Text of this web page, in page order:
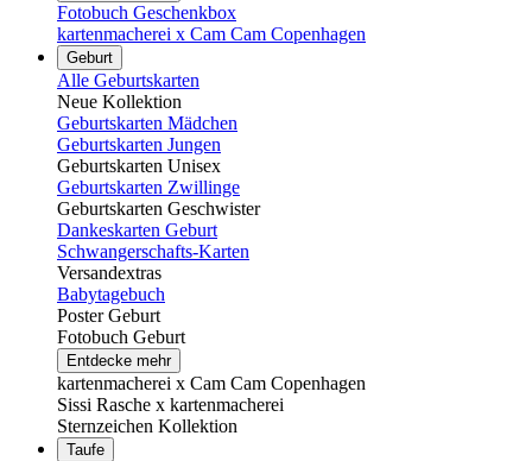
Fotobuch Geschenkbox
kartenmacherei x Cam Cam Copenhagen
Geburt
Alle Geburtskarten
Neue Kollektion
Geburtskarten Mädchen
Geburtskarten Jungen
Geburtskarten Unisex
Geburtskarten Zwillinge
Geburtskarten Geschwister
Dankeskarten Geburt
Schwangerschafts-Karten
Versandextras
Babytagebuch
Poster Geburt
Fotobuch Geburt
Entdecke mehr
kartenmacherei x Cam Cam Copenhagen
Sissi Rasche x kartenmacherei
Sternzeichen Kollektion
Taufe